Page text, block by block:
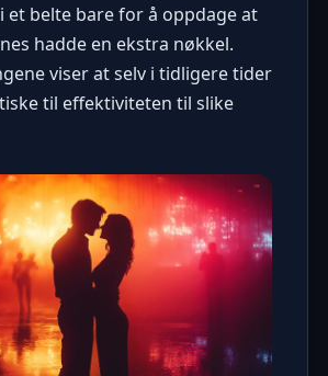
et belte bare for å oppdage at
hadde en ekstra nøkkel.
viser at selv i tidligere tider
til effektiviteten til slike